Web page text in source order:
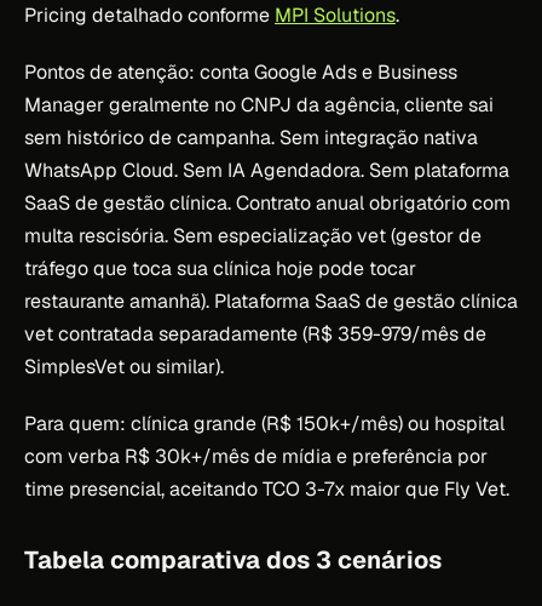
Pricing detalhado conforme MPI Solutions.
Pontos de atenção: conta Google Ads e Business
Manager geralmente no CNPJ da agência, cliente sai
sem histórico de campanha. Sem integração nativa
WhatsApp Cloud. Sem IA Agendadora. Sem plataforma
SaaS de gestão clínica. Contrato anual obrigatório com
multa rescisória. Sem especialização vet (gestor de
tráfego que toca sua clínica hoje pode tocar
restaurante amanhã). Plataforma SaaS de gestão clínica
vet contratada separadamente (R$ 359-979/mês de
SimplesVet ou similar).
Para quem: clínica grande (R$ 150k+/mês) ou hospital
com verba R$ 30k+/mês de mídia e preferência por
time presencial, aceitando TCO 3-7x maior que Fly Vet.
Tabela comparativa dos 3 cenários